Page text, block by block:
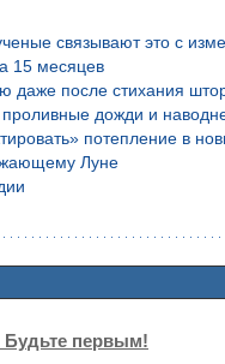
связывают это с
15 месяцев
даже после стихания
дожди и
потепление в
Луне
Будьте первым!